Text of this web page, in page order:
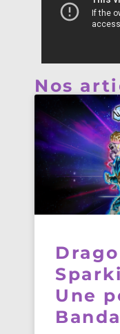
Nos
Une